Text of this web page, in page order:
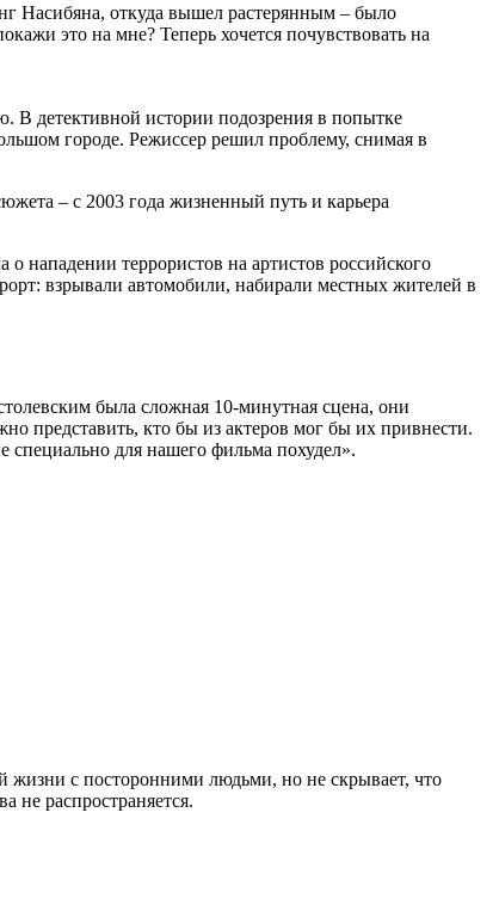
Насибяна, откуда вышел растерянным – было
это на мне? Теперь хочется почувствовать на
В детективной истории подозрения в попытке
городе. Режиссер решил проблему, снимая в
– с 2003 года жизненный путь и карьера
нападении террористов на артистов российского
взрывали автомобили, набирали местных жителей в
была сложная 10-минутная сцена, они
представить, кто бы из актеров мог бы их привнести.
специально для нашего фильма похудел».
жизни с посторонними людьми, но не скрывает, что
не распространяется.